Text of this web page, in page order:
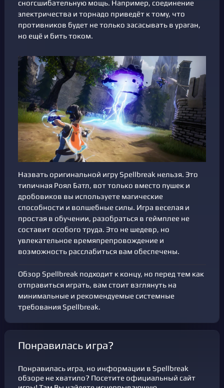
сногсшибательную мощь. Например, соединение
электричества и торнадо приведёт к тому, что
противников будет не только засасывать в ураган,
но ещё и бить током.
Назвать оригинальной игру Spellbreak нельзя. Это
типичная Роял Батл, вот только вместо пушек и
дробовиков вы используете магические
способности и волшебные силы. Игра веселая и
простая в обучении, разобраться в геймплее не
составит особого труда. Это не шедевр, но
увлекательное времяпрепровождение и
возможность расслабиться вам обеспечены.
Обзор Spellbreak подходит к концу, но перед тем как
отправиться играть, вам стоит взглянуть на
минимальные и рекомендуемые системные
требования Spellbreak.
Понравилась игра?
Понравилась игра, но информации в Spellbreak
обзоре не хватило? Посетите официальный сайт